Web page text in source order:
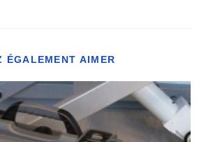
ÉGALEMENT AIMER